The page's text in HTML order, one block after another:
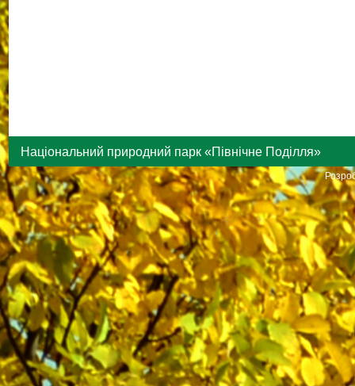
Національний природний парк «Північне Поділля»